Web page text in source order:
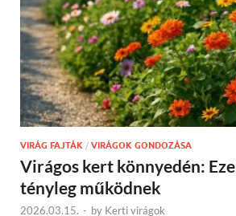
VIRÁG FAJTÁK / VIRÁGOK GONDOZÁSA
Virágos kert könnyedén:
tényleg működnek
2026.03.15. - by Kerti virágok